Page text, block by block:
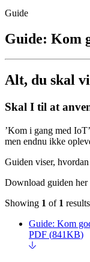
Guide
Guide: Kom
Alt, du skal
Skal I til at
’Kom i gang med
men endnu ikke
Guiden viser,
Download guiden her
Showing 1 of 1 results
Guide: Kom
PDF (841KB)